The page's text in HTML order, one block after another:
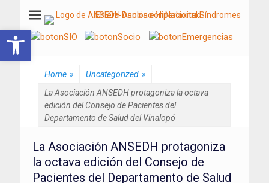
Abrir barra de herramientas
ANSEDH
Asociación Nacional del Síndrome de Ehlers-Danlos e Hiperlaxitud
Home » Uncategorized »
La Asociación ANSEDH protagoniza la octava
edición del Consejo de Pacientes del
Departamento de Salud del Vinalopó
La Asociación ANSEDH protagoniza
la octava edición del Consejo de
Pacientes del Departamento de Salud